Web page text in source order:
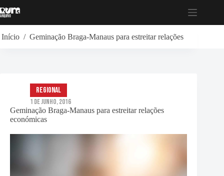
para
Início / Geminação Braga-Manaus para estreitar relações económicas
Geminação Braga-Manaus para estreitar relações
económicas
Regional
1 de Junho, 2016